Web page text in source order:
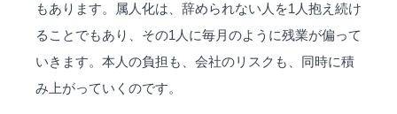
もあります。属人化は、辞められない人を1人抱え続け
ることでもあり、その1人に毎月のように残業が偏って
いきます。本人の負担も、会社のリスクも、同時に積
み上がっていくのです。